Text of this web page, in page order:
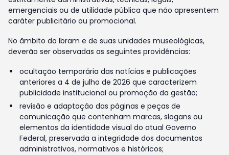
emergenciais ou de utilidade pública que não apresentem
caráter publicitário ou promocional.
No âmbito do Ibram e de suas unidades museológicas,
deverão ser observadas as seguintes providências:
ocultação temporária das notícias e publicações
anteriores a 4 de julho de 2026 que caracterizem
publicidade institucional ou promoção da gestão;
revisão e adaptação das páginas e peças de
comunicação que contenham marcas, slogans ou
elementos da identidade visual do atual Governo
Federal, preservada a integridade dos documentos
administrativos, normativos e históricos;